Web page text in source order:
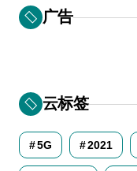
广告
云标签
5G 2021